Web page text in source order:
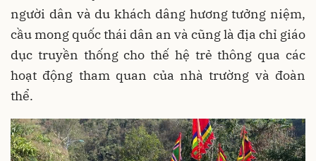
người dân và du khách dâng hương tưởng niệm,
cầu mong quốc thái dân an và cũng là địa chỉ giáo
dục truyền thống cho thế hệ trẻ thông qua các
hoạt động tham quan của nhà trường và đoàn
thể.